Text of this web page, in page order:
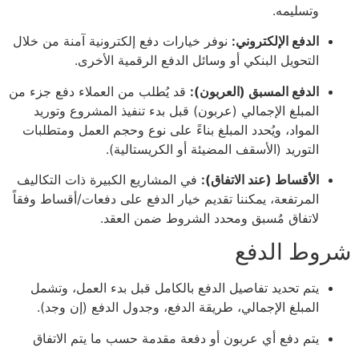
وتسليمه.
الدفع الإلكتروني: نوفر خيارات دفع إلكترونية آمنة من خلال
التحويل البنكي أو وسائل الدفع الرقمية الأخرى.
الدفع المسبق (العربون): قد يُطلب من العملاء دفع جزء من
المبلغ الإجمالي (عربون) قبل بدء تنفيذ المشروع وتوريد
المواد، ويُحدد المبلغ بناءً على نوع وحجم العمل ومتطلبات
التوريد (الأسقف المضيئة أو الكريستالية).
الأقساط (عند الاتفاق): في المشاريع الكبيرة ذات التكاليف
المرتفعة، يمكننا تقديم خيار الدفع على دفعات/أقساط وفقاً
لاتفاق مُسبق ومحدد الشروط ضمن العقد.
شروط الدفع
يتم تحديد تفاصيل الدفع بالكامل قبل بدء العمل، وتشمل
المبلغ الإجمالي، طريقة الدفع، وجدول الدفع (إن وجد).
يتم دفع أي عربون أو دفعة مقدمة حسب ما يتم الاتفاق